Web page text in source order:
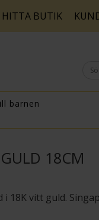
HITTA BUTIK
barnen
18CM
18K vitt guld.